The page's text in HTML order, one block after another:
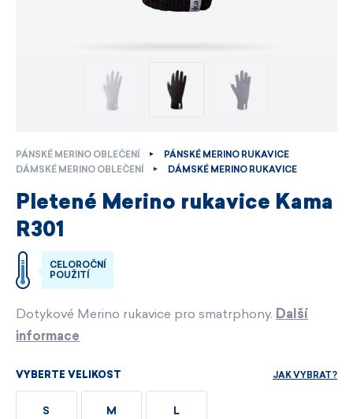
PÁNSKÉ MERINO OBLEČENÍ
PÁNSKÉ MERINO RUKAVICE
DÁMSKÉ MERINO OBLEČENÍ
DÁMSKÉ MERINO RUKAVICE
Pletené Merino rukavice Kama
R301
CELOROČNÍ
POUŽITÍ
Dotykové Merino rukavice pro smatrphony. Další
informace
VYBERTE VELIKOST JAK VYBRAT?
S M L